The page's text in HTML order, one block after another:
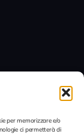
per memorizzare e/o
ci permetterà di